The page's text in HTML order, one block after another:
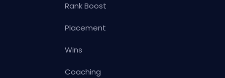
Rank Boost
Placement
Wins
Coaching